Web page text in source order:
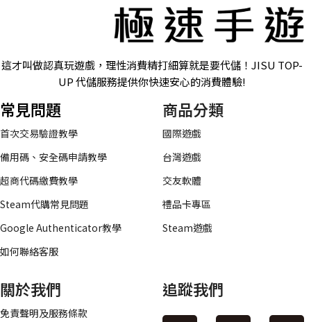
這才叫做認真玩遊戲，理性消費精打細算就是要代儲！JISU TOP-
UP 代儲服務提供你快速安心的消費體驗!
常見問題
首次交易驗證教學
備用碼、安全碼申請教學
超商代碼繳費教學
Steam代購常見問題
Google Authenticator教學
如何聯絡客服
商品分類
國際遊戲
台灣遊戲
交友軟體
禮品卡專區
Steam遊戲
關於我們
免責聲明及服務條款
追蹤我們